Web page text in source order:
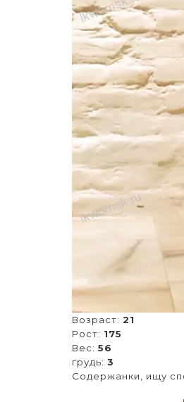
Возраст: 21
Рост: 175
Вес: 56
грудь: 3
Содержанки, ищу